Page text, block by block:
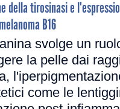
della tirosinasi e
B16
svolge un
la pelle dai
come le